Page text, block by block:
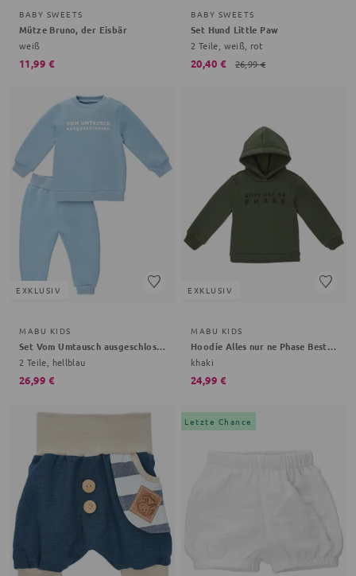
BABY SWEETS
Mütze Bruno, der Eisbär
weiß
11,99 €
BABY SWEETS
Set Hund Little Paw
2 Teile, weiß, rot
20,40 € 26,99 €
EXKLUSIV
MABU KIDS
Set Vom Umtausch ausgeschlossen Bestseller Kollektion
2 Teile, hellblau
26,99 €
EXKLUSIV
MABU KIDS
Hoodie Alles nur ne Phase Bestseller Kollektion
khaki
24,99 €
Letzte Chance